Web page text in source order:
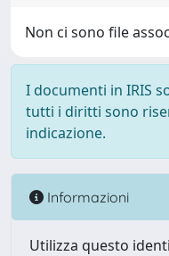
Non ci sono file
I documenti in IRIS
tutti i diritti sono
indicazione.
Informazioni
Utilizza questo